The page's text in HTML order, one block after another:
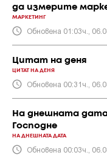
да измерите
МАРКЕТИНГ
Обновена 01:03ч.,
Цитат на деня
ЦИТАТ НА ДЕНЯ
Обновена 00:31ч.,
На днешната
Господне
НА ДНЕШНАТА ДАТА
Обновена 00:03ч.,